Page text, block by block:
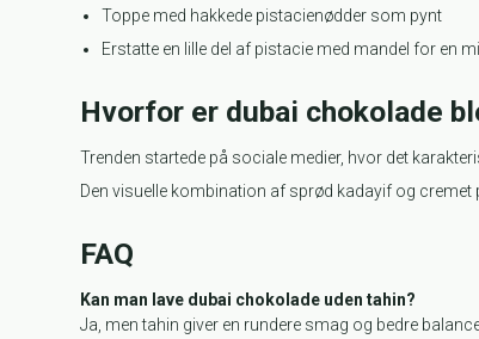
Toppe med hakkede pistacienødder som pynt
Erstatte en lille del af pistacie med mandel for en
Hvorfor er dubai chokolade
Trenden startede på sociale medier, hvor det
Den visuelle kombination af sprød kadayif og
FAQ
Kan man lave dubai chokolade uden tahin?
Ja, men tahin giver en rundere smag og bedre